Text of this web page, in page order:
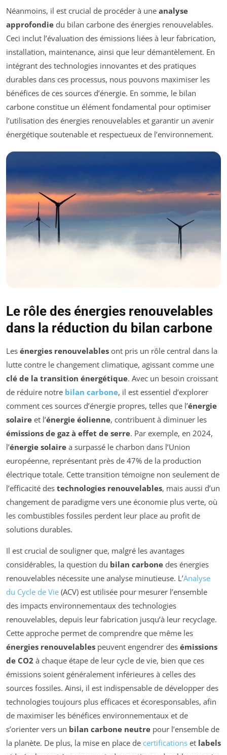
Néanmoins, il est crucial de procéder à une analyse
approfondie du bilan carbone des énergies renouvelables.
Ceci inclut l’évaluation des émissions liées à leur fabrication,
installation, maintenance, ainsi que leur démantèlement. En
intégrant des technologies innovantes et des pratiques
durables dans ces processus, nous pouvons maximiser les
bénéfices de ces sources d’énergie. En somme, le bilan
carbone constitue un élément fondamental pour optimiser
l’utilisation des énergies renouvelables et garantir un avenir
énergétique soutenable et respectueux de l’environnement.
Le rôle des énergies renouvelables
dans la réduction du bilan carbone
Les énergies renouvelables ont pris un rôle central dans la
lutte contre le changement climatique, agissant comme une
clé de la transition énergétique. Avec un besoin croissant
de réduire notre bilan carbone, il est essentiel d’explorer
comment ces sources d’énergie propres, telles que l’énergie
solaire et l’énergie éolienne, contribuent à diminuer les
émissions de gaz à effet de serre. Par exemple, en 2024,
l’énergie solaire a surpassé le charbon dans l’Union
européenne, représentant près de 47% de la production
électrique totale. Cette transition témoigne non seulement de
l’efficacité des technologies renouvelables, mais aussi d’un
changement de paradigme vers une économie plus verte, où
les combustibles fossiles perdent leur place au profit de
solutions durables.
Il est crucial de souligner que, malgré les avantages
considérables, la question du bilan carbone des énergies
renouvelables nécessite une analyse minutieuse. L’Analyse
du Cycle de Vie (ACV) est utilisée pour mesurer l’ensemble
des impacts environnementaux des technologies
renouvelables, depuis leur fabrication jusqu’à leur recyclage.
Cette approche permet de comprendre que même les
énergies renouvelables peuvent engendrer des émissions
de CO2 à chaque étape de leur cycle de vie, bien que ces
émissions soient généralement inférieures à celles des
sources fossiles. Ainsi, il est indispensable de développer des
technologies toujours plus efficaces et écoresponsables, afin
de maximiser les bénéfices environnementaux et de
s’orienter vers un bilan carbone neutre pour l’ensemble de
la planète. De plus, la mise en place de certifications et labels